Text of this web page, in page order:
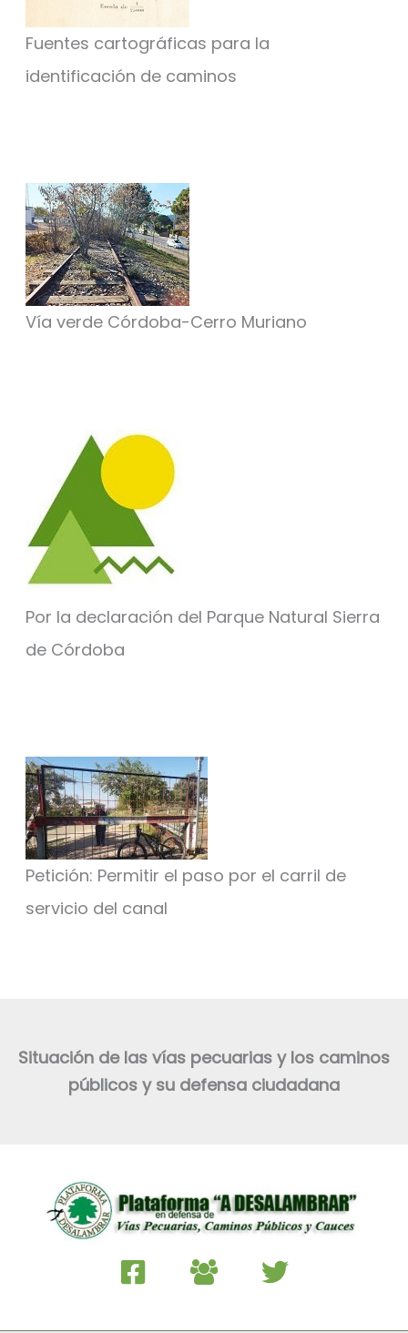
Fuentes cartográficas para la
identificación de caminos
Vía verde Córdoba-Cerro Muriano
Por la declaración del Parque Natural Sierra
de Córdoba
Petición: Permitir el paso por el carril de
servicio del canal
Situación de las vías pecuarias y los caminos
públicos y su defensa ciudadana